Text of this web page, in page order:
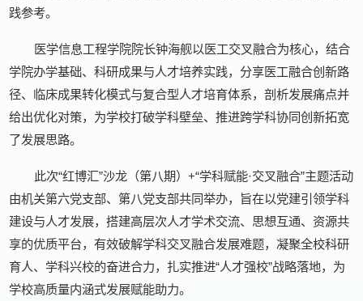
践参考。
医学信息工程学院院长钟海舰以医工交叉融合为核心，结合
学院办学基础、科研成果与人才培养实践，分享医工融合创新路
径、临床成果转化模式与复合型人才培育体系，剖析发展痛点并
给出优化对策，为学校打破学科壁垒、推进跨学科协同创新拓宽
了发展思路。
此次“红博汇”沙龙（第八期）+“学科赋能·交叉融合”主题活动
由机关第六党支部、第八党支部共同举办，旨在以党建引领学科
建设与人才发展，搭建高层次人才学术交流、思想互通、资源共
享的优质平台，有效破解学科交叉融合发展难题，凝聚全校科研
育人、学科兴校的奋进合力，扎实推进“人才强校”战略落地，为
学校高质量内涵式发展赋能助力。